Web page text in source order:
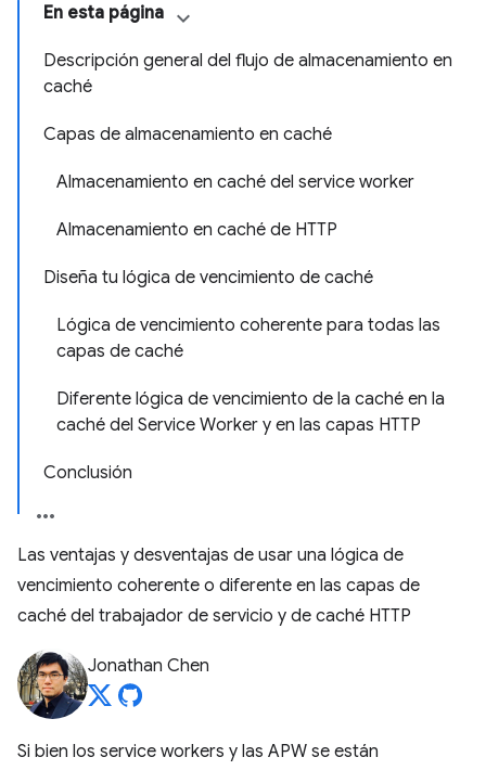
En esta página
Descripción general del flujo de almacenamiento en
caché
Capas de almacenamiento en caché
Almacenamiento en caché del service worker
Almacenamiento en caché de HTTP
Diseña tu lógica de vencimiento de caché
Lógica de vencimiento coherente para todas las
capas de caché
Diferente lógica de vencimiento de la caché en la
caché del Service Worker y en las capas HTTP
Conclusión
Las ventajas y desventajas de usar una lógica de
vencimiento coherente o diferente en las capas de
caché del trabajador de servicio y de caché HTTP
Jonathan Chen
Si bien los service workers y las APW se están